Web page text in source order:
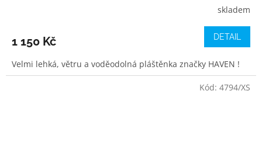
skladem
1 150 Kč DETAIL
Velmi lehká, větru a voděodolná pláštěnka značky HAVEN !
Kód: 4794/XS